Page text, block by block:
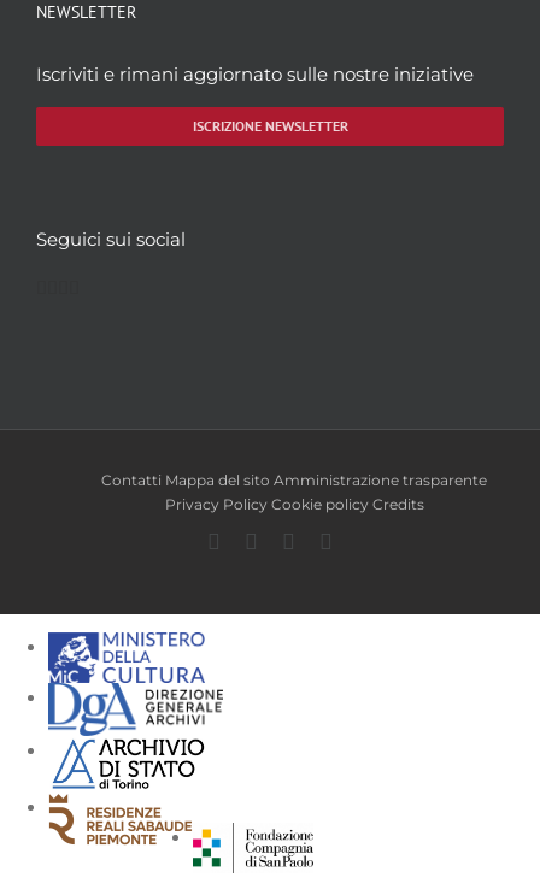
NEWSLETTER
Iscriviti e rimani aggiornato sulle nostre iniziative
ISCRIZIONE NEWSLETTER
Seguici sui social
Contatti Mappa del sito Amministrazione trasparente
Privacy Policy Cookie policy Credits
Facebook
TwitterYouTube